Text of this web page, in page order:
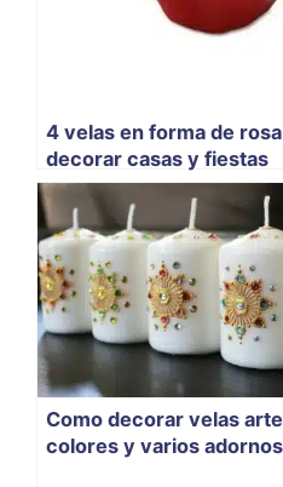
4 velas en forma de
decorar casas y fiestas
Como decorar velas
colores y varios adornos